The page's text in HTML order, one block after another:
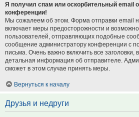
Я получил спам или оскорбительный email
конференции!
Мы сожалеем об этом. Форма отправки email
включает меры предосторожности и
пользователей, отправляющих подобные
сообщение администратору конференции с
письма. Очень важно включить все заголовки,
детальная информация об отправителе.
сможет в этом случае принять меры.
Вернуться к началу
Друзья и недруги